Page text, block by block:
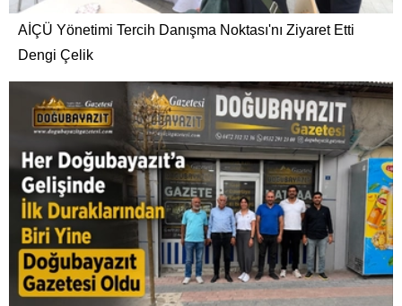
AİÇÜ Yönetimi Tercih Danışma Noktası'nı Ziyaret Etti
Dengi Çelik